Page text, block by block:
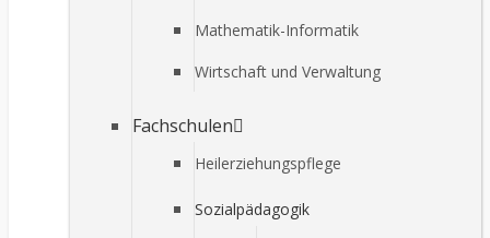
Mathematik-Informatik
Wirtschaft und Verwaltung
Fachschulen
Heilerziehungspflege
Sozialpädagogik